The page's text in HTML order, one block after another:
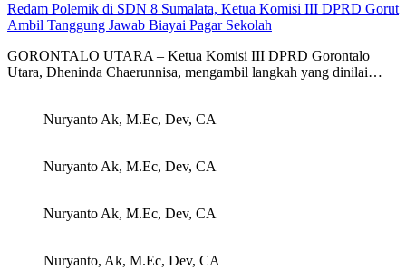
Redam Polemik di SDN 8 Sumalata, Ketua Komisi III DPRD Gorut
Ambil Tanggung Jawab Biayai Pagar Sekolah
GORONTALO UTARA – Ketua Komisi III DPRD Gorontalo
Utara, Dheninda Chaerunnisa, mengambil langkah yang dinilai…
Nuryanto Ak, M.Ec, Dev, CA
Nuryanto Ak, M.Ec, Dev, CA
Nuryanto Ak, M.Ec, Dev, CA
Nuryanto, Ak, M.Ec, Dev, CA